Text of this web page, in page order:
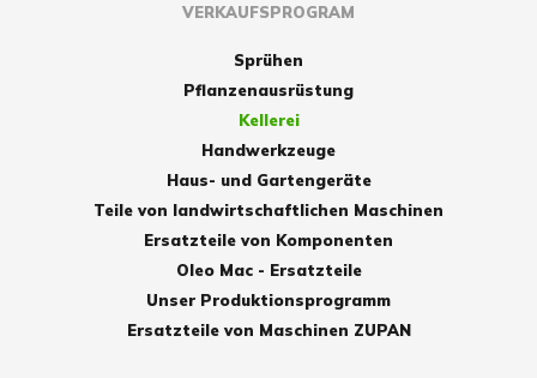
VERKAUFSPROGRAM
Sprühen
Pflanzenausrüstung
Kellerei
Handwerkzeuge
Haus- und Gartengeräte
Teile von landwirtschaftlichen Maschinen
Ersatzteile von Komponenten
Oleo Mac - Ersatzteile
Unser Produktionsprogramm
Ersatzteile von Maschinen ZUPAN